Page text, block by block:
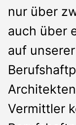
nur über
auch über
auf
Vermittler